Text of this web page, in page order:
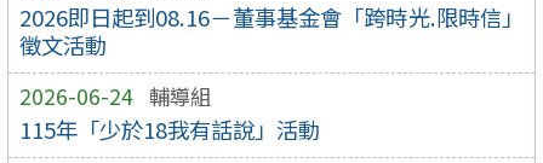
2026即日起到08.16－董事基金會「跨時光.限時信」
徵文活動
2026-06-24 輔導組
115年「少於18我有話說」活動